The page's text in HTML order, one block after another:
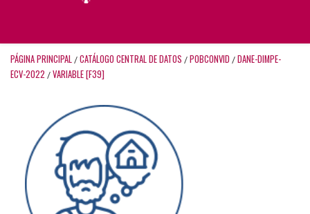
PÁGINA PRINCIPAL / CATÁLOGO CENTRAL DE DATOS / POBCONVID / DANE-DIMPE-
ECV-2022 / VARIABLE [F39]